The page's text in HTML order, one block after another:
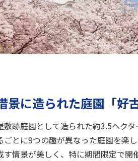
景に造られた庭園「好古
跡庭園として造られた約3.5ヘクタ
ごとに9つの趣が異なった庭園を楽
す情景が美しく、特に期間限定で開